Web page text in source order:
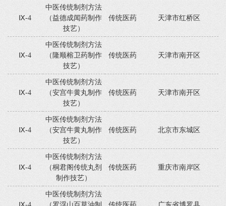
Ⅸ-4
中医传统制剂方法
（益德成闻药制作
技艺）
传统医药 天津市红桥区
Ⅸ-4
中医传统制剂方法
（隆顺榕卫药制作
技艺）
传统医药 天津市南开区
Ⅸ-4
中医传统制剂方法
（安宫牛黄丸制作
技艺）
传统医药 天津市南开区
Ⅸ-4
中医传统制剂方法
（安宫牛黄丸制作
技艺）
传统医药 北京市东城区
Ⅸ-4
中医传统制剂方法
（桐君阁传统丸剂
制作技艺）
传统医药 重庆市南岸区
中医传统制剂方法